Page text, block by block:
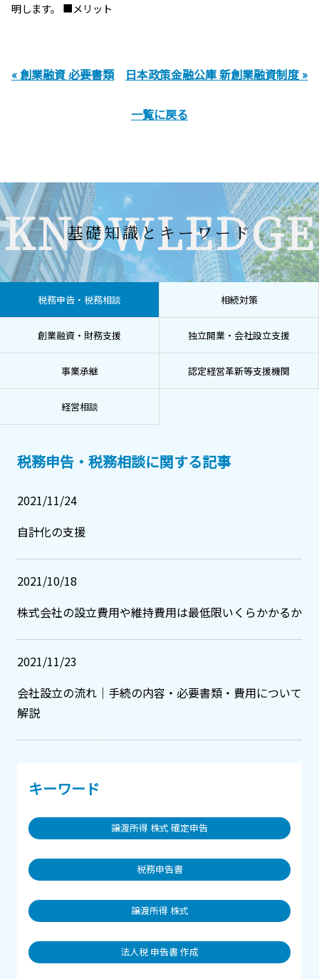
明します。 ■メリット
« 創業融資 必要書類 日本政策金融公庫 新創業融資制度 »
一覧に戻る
KNOWLEDGE
基礎知識とキーワード
税務申告・税務相談 相続対策
創業融資・財務支援 独立開業・会社設立支援
事業承継 認定経営革新等支援機関
経営相談
税務申告・税務相談に関する記事
2021/11/24
自計化の支援
2021/10/18
株式会社の設立費用や維持費用は最低限いくらかかるか
2021/11/23
会社設立の流れ｜手続の内容・必要書類・費用について
解説
キーワード
譲渡所得 株式 確定申告
税務申告書
譲渡所得 株式
法人税 申告書 作成